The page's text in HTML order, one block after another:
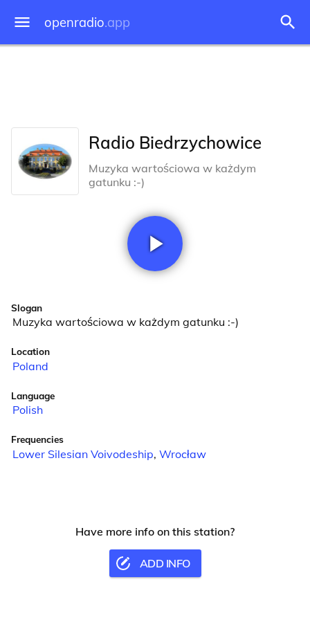
openradio.app
Radio Biedrzychowice
Muzyka wartościowa w każdym
gatunku :-)
Slogan
Muzyka wartościowa w każdym gatunku :-)
Location
Poland
Language
Polish
Frequencies
Lower Silesian Voivodeship, Wrocław
Have more info on this station?
ADD INFO